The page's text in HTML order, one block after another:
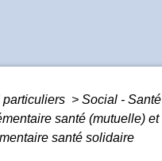
> Social - Santé
santé (mutuelle) et
santé solidaire